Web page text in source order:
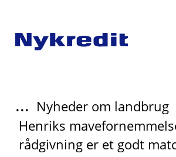
... Nyheder om landbrug
Henriks
rådgivning er et godt